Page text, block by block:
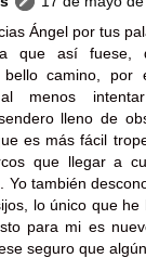
Ángel por tus
que así fuese,
bello camino, por
al menos
lleno de
es más fácil
que llegar a
Yo también
lo único que
para mi es
seguro que